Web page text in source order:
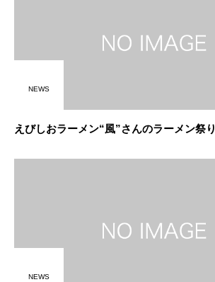
NEWS
えびしおラーメン“風”さんのラーメン祭り
NEWS